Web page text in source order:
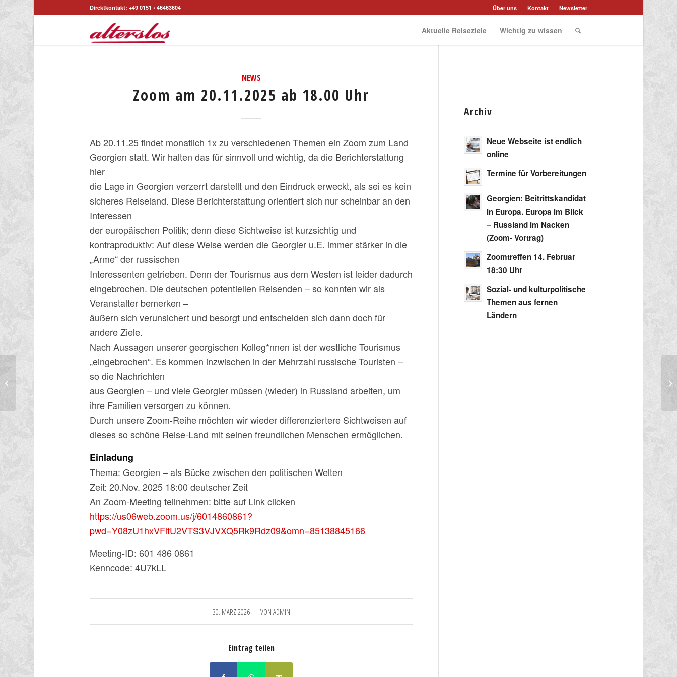
Über uns Kontakt Newsletter
Direktkontakt: +49 0151 • 46463604
Aktuelle Reiseziele Wichtig zu wissen
NEWS
Zoom am 20.11.2025 ab 18.00 Uhr
Ab 20.11.25 findet monatlich 1x zu verschiedenen Themen ein Zoom zum Land
Georgien statt. Wir halten das für sinnvoll und wichtig, da die Berichterstattung
hier
die Lage in Georgien verzerrt darstellt und den Eindruck erweckt, als sei es kein
sicheres Reiseland. Diese Berichterstattung orientiert sich nur scheinbar an den
Interessen
der europäischen Politik; denn diese Sichtweise ist kurzsichtig und
kontraproduktiv: Auf diese Weise werden die Georgier u.E. immer stärker in die
„Arme“ der russischen
Interessenten getrieben. Denn der Tourismus aus dem Westen ist leider dadurch
eingebrochen. Die deutschen potentiellen Reisenden – so konnten wir als
Veranstalter bemerken –
äußern sich verunsichert und besorgt und entscheiden sich dann doch für
andere Ziele.
Nach Aussagen unserer georgischen Kolleg*nnen ist der westliche Tourismus
„eingebrochen“. Es kommen inzwischen in der Mehrzahl russische Touristen –
so die Nachrichten
aus Georgien – und viele Georgier müssen (wieder) in Russland arbeiten, um
ihre Familien versorgen zu können.
Durch unsere Zoom-Reihe möchten wir wieder differenziertere Sichtweisen auf
dieses so schöne Reise-Land mit seinen freundlichen Menschen ermöglichen.
Einladung
Thema: Georgien – als Bücke zwischen den politischen Welten
Zeit: 20.Nov. 2025 18:00 deutscher Zeit
An Zoom-Meeting teilnehmen: bitte auf Link clicken
https://us06web.zoom.us/j/6014860861?
pwd=Y08zU1hxVFltU2VTS3VJVXQ5Rk9Rdz09&omn=85138845166
Meeting-ID: 601 486 0861
Kenncode: 4U7kLL
30. MÄRZ 2026
/ VON ADMIN
Eintrag teilen
Archiv
Neue Webseite ist endlich
online
Termine für Vorbereitungen
Georgien: Beitrittskandidat
in Europa. Europa im Blick
– Russland im Nacken
(Zoom- Vortrag)
Zoomtreffen 14. Februar
18:30 Uhr
Sozial- und kulturpolitische
Themen aus fernen
Ländern
Bildungsurlaubsreisen (in Arb...